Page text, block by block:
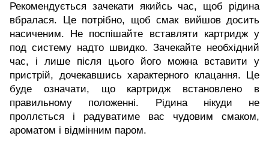
Рекомендується зачекати якийсь час, щоб рідина
вбралася. Це потрібно, щоб смак вийшов досить
насиченим. Не поспішайте вставляти картридж у
под систему надто швидко. Зачекайте необхідний
час, і лише після цього його можна вставити у
пристрій, дочекавшись характерного клацання. Це
буде означати, що картридж встановлено в
правильному положенні. Рідина нікуди не
проллється і радуватиме вас чудовим смаком,
ароматом і відмінним паром.